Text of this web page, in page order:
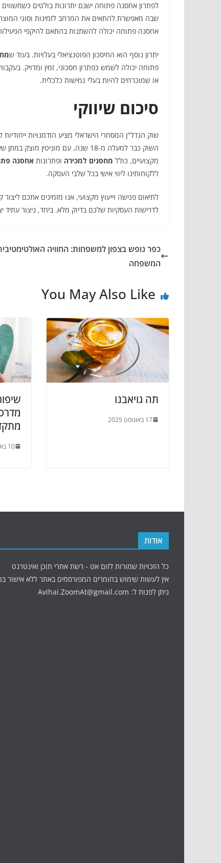
לפתרון אחסנה פתוחה ישנם יתרונות בולטים
שבה מאפשרת להתאים את המרחב לזמינות וסוגי
אחסנה פתוחה יכולה להשתנות בהתאם להיקפי
יתרון נוסף הוא החיסכון הפוטנציאלי בעלויות. בעוד ש
פתוחה יכולה לשמש כפתרון חסכוני, זמין ומדויק.
או שמוכרחים להיות בעלי גמישות כלכלית.
סיכום שיווקי
שוק הנדל"ן המסחרי הישראלי מציע הזדמנויות
השוק כבר למעלה מ-18 שנה, עם
מקצועיים, כולל מחסנים למכירה ופתרונות אחסנה
ללקוחותינו ליווי אישי בכל שלבי העסקה.
לדרישות העסקיות שלכם בדיוק מלא. ביחד, ניצור עתיד
כפר נופש בצפון למשפחות: החוויה
המשפחה
You May Also Like
תה גויאבנו
17 באוגוסט 2025
10 באוגוסט 2025
אודות
כל הזכויות שמורות לזום אט - רשת אתרי תוכן ואינטרנט
אין לעשות שימוש בחומרים המפורסמים באתר ללא אישור
ניתן לפנות ל: Avihai.ZoomAt@gmail.com